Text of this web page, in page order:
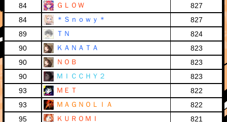
84
ＧＬＯＷ
827
84
＊Ｓｎｏｗｙ＊
827
89
ＴＮ
824
90
ＫＡＮＡＴＡ
823
90
ＮＯＢ
823
90
ＭＩＣＣＨＹ２
823
93
ＭＥＴ
822
93
ＭＡＧＮＯＬＩＡ
822
95
ＫＵＲＯＭＩ
821